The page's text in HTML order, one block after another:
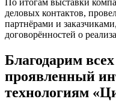
деловых контактов,
партнёрами и
договорённостей о
Благодарим
проявленный
технологиям